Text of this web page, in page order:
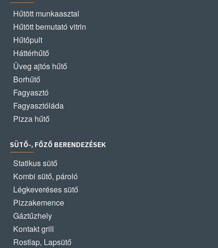
Hűtött munkaasztal
Hűtött bemutató vitrin
Hűtőpult
Háttérhűtő
Üveg ajtós hűtő
Borhűtő
Fagyasztó
Fagyasztóláda
Pizza hűtő
SÜTŐ-, FŐZŐ BERENDEZÉSEK
Statikus sütő
Kombi sütő, pároló
Légkeveréses sütő
Pizzakemence
Gáztűzhely
Kontakt grill
Rostlap, Lapsütő